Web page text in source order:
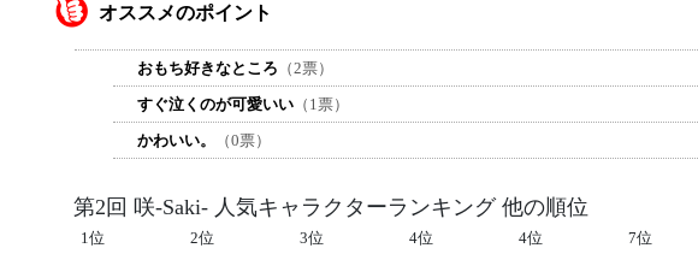
オススメのポイント
おもち好きなところ （2票）
すぐ泣くのが可愛いい （1票）
かわいい。
（0票）
第2回 咲-Saki- 人気キャラクターランキング 他の順位
1位 2位 3位 4位 4位 7位